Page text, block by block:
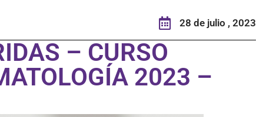
28 de julio , 2023
– CURSO
2023 –